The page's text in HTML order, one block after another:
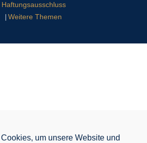
Haftungsausschluss
Weitere Themen
um unsere Website und